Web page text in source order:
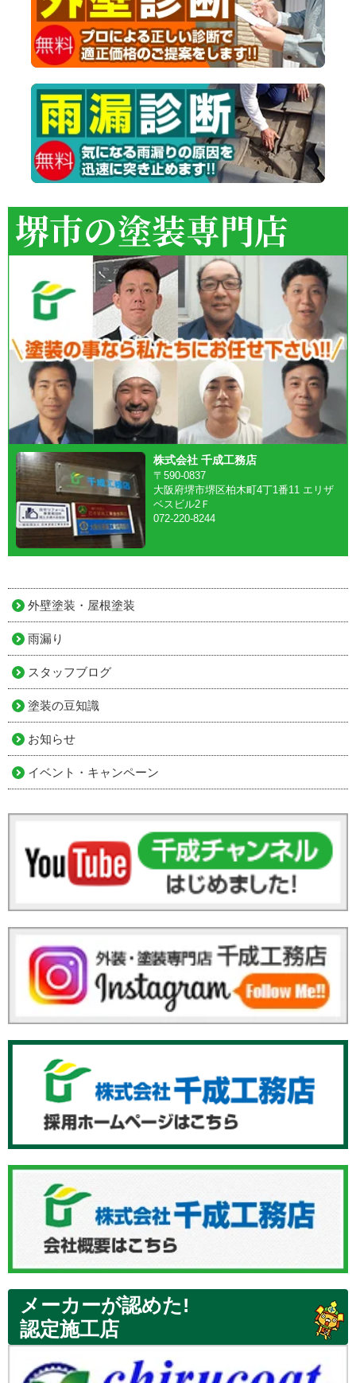
株式会社 千成工務店
〒590-0837
大阪府堺市堺区柏木町4丁1番11 エリザ
ベスビル2Ｆ
072-220-8244
外壁塗装・屋根塗装
雨漏り
スタッフブログ
塗装の豆知識
お知らせ
イベント・キャンペーン
メーカーが認めた!
認定施工店